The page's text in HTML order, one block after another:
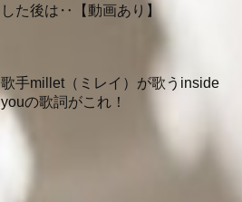
した後は‥【動画あり】
歌手millet（ミレイ）が歌うinside
youの歌詞がこれ！